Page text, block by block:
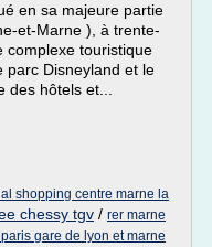
en sa majeure partie
et-Marne ), à trente-
complexe touristique
parc Disneyland et le
hôtels et...
shopping centre marne la
chessy tgv / rer marne
gare de lyon et marne